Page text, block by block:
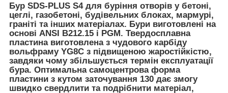
Бур SDS-PLUS S4 для буріння отворів у бетоні,
цеглі, газобетоні, будівельних блоках, мармурі,
граніті та інших матеріалах. Бури виготовлені на
основі ANSI B212.15 і PGM. Твердосплавна
пластина виготовлена з чудового карбіду
вольфраму YG8C з підвищеною жаростійкістю,
завдяки чому збільшується термін експлуатації
бура. Оптимальна самоцентрова форма
пластини з кутом заточування 130 дає змогу
швидко свердлити та подрібнити матеріал,